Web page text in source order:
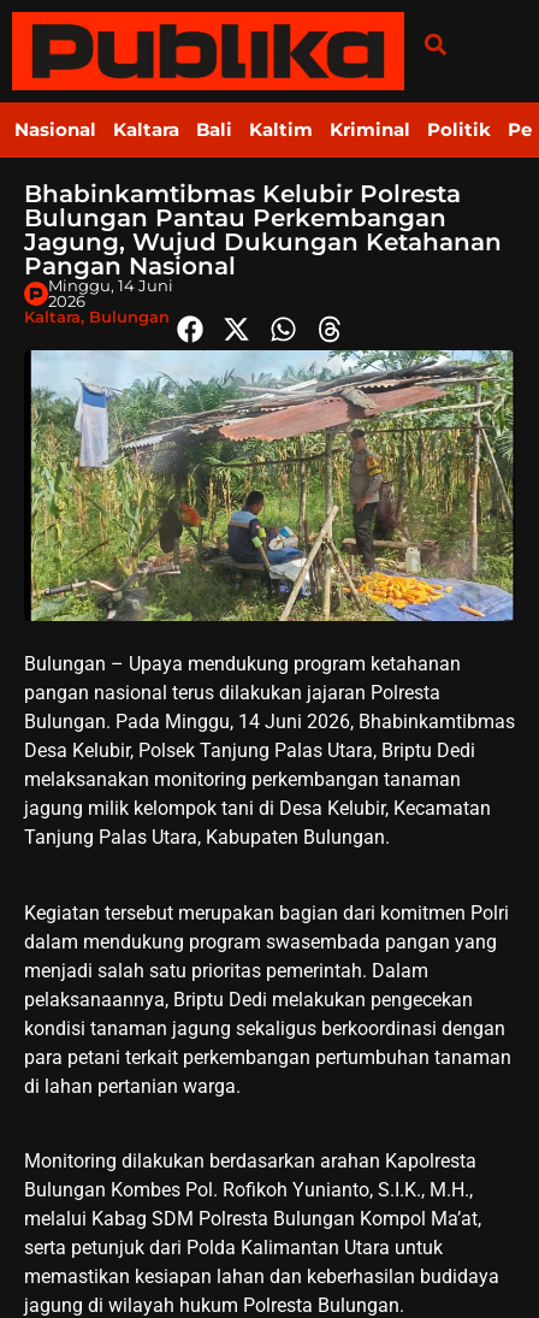
Nasional Kaltara Bali Kaltim Kriminal Politik
Bhabinkamtibmas Kelubir Polresta
Bulungan Pantau Perkembangan
Jagung, Wujud Dukungan Ketahanan
Pangan Nasional
Minggu, 14 Juni
2026
Kaltara, Bulungan
Bulungan – Upaya mendukung program ketahanan
pangan nasional terus dilakukan jajaran Polresta
Bulungan. Pada Minggu, 14 Juni 2026, Bhabinkamtibmas
Desa Kelubir, Polsek Tanjung Palas Utara, Briptu Dedi
melaksanakan monitoring perkembangan tanaman
jagung milik kelompok tani di Desa Kelubir, Kecamatan
Tanjung Palas Utara, Kabupaten Bulungan.
Kegiatan tersebut merupakan bagian dari komitmen Polri
dalam mendukung program swasembada pangan yang
menjadi salah satu prioritas pemerintah. Dalam
pelaksanaannya, Briptu Dedi melakukan pengecekan
kondisi tanaman jagung sekaligus berkoordinasi dengan
para petani terkait perkembangan pertumbuhan tanaman
di lahan pertanian warga.
Monitoring dilakukan berdasarkan arahan Kapolresta
Bulungan Kombes Pol. Rofikoh Yunianto, S.I.K., M.H.,
melalui Kabag SDM Polresta Bulungan Kompol Ma’at,
serta petunjuk dari Polda Kalimantan Utara untuk
memastikan kesiapan lahan dan keberhasilan budidaya
jagung di wilayah hukum Polresta Bulungan.